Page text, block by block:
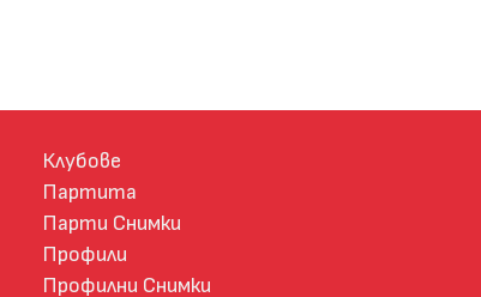
Клубове
Партита
Парти Снимки
Профили
Профилни Снимки